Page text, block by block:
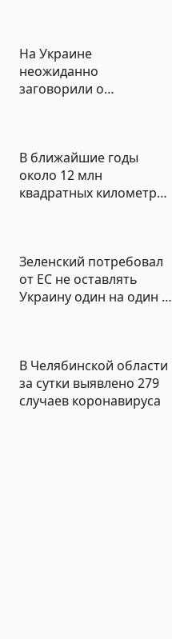
На Украине
неожиданно
заговорили о
В ближайшие годы
около 12 млн
квадратных километров
Зеленский потребовал
от ЕС не оставлять
Украину один на один с
В Челябинской области
за сутки выявлено 279
случаев коронавируса